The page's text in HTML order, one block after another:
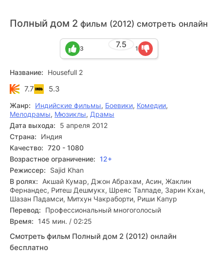
Полный дом 2 фильм (2012) смотреть онлайн
7.5
3 1
Название: Housefull 2
7.7 5.3
Жанр: Индийские фильмы, Боевики, Комедии,
Мелодрамы, Мюзиклы, Драмы
Дата выхода:
5 апреля 2012
Страна:
Индия
Качество: 720 - 1080
Возрастное ограничение: 12+
Режиссер:
Sajid Khan
В ролях:
Акшай Кумар, Джон Абрахам, Асин, Жаклин
Фернандес, Ритеш Дешмукх, Шреяс Талпаде, Зарин Кхан,
Шазан Падамси, Митхун Чакраборти, Риши Капур
Перевод:
Профессиональный многоголосый
Время:
145 мин. / 02:25
Смотреть фильм Полный дом 2 (2012) онлайн
бесплатно